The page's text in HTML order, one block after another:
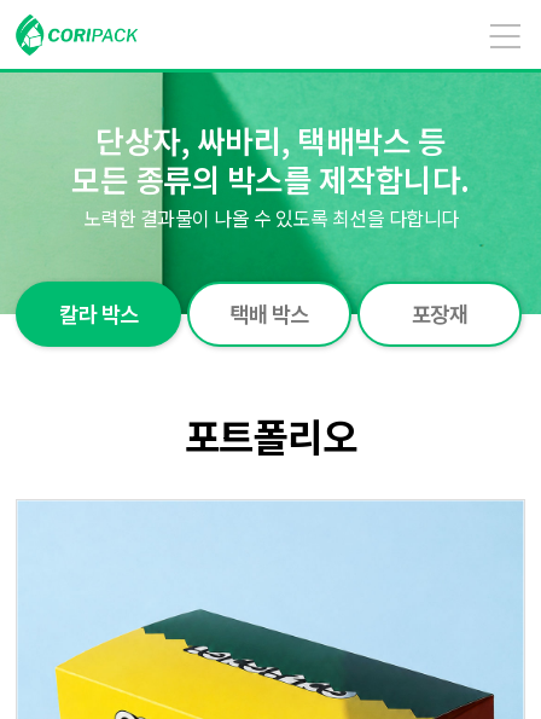
단상자, 싸바리, 택배박스 등
모든 종류의 박스를 제작합니다.
노력한 결과물이 나올 수 있도록 최선을 다합니다
칼라 박스 택배 박스 포장재
포트폴리오